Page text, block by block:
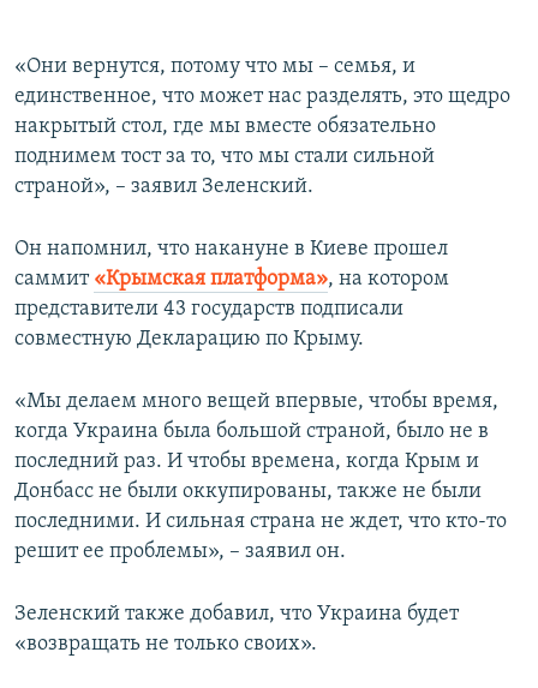
«Они вернутся, потому что мы – семья, и
единственное, что может нас разделять, это щедро
накрытый стол, где мы вместе обязательно
поднимем тост за то, что мы стали сильной
страной», – заявил Зеленский.
Он напомнил, что накануне в Киеве прошел
саммит «Крымская платформа», на котором
представители 43 государств подписали
совместную Декларацию по Крыму.
«Мы делаем много вещей впервые, чтобы время,
когда Украина была большой страной, было не в
последний раз. И чтобы времена, когда Крым и
Донбасс не были оккупированы, также не были
последними. И сильная страна не ждет, что кто-то
решит ее проблемы», – заявил он.
Зеленский также добавил, что Украина будет
«возвращать не только своих».